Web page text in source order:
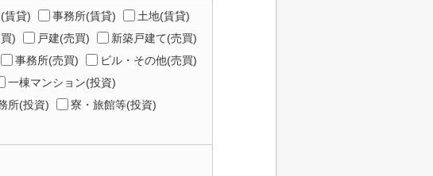
賃貸) 事務所(賃貸)
土地(賃貸)
) 戸建(売買)
新築戸建て(売買)
事務所(売買)
ビル・その他(売買)
一棟マンション(投資)
所(投資)
寮・旅館等(投資)